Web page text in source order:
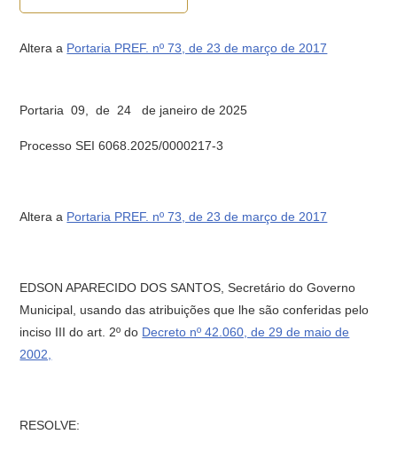
Altera a Portaria PREF. nº 73, de 23 de março de 2017
Portaria 09, de 24 de janeiro de 2025
Processo SEI 6068.2025/0000217-3
Altera a Portaria PREF. nº 73, de 23 de março de 2017
EDSON APARECIDO DOS SANTOS, Secretário do Governo
Municipal, usando das atribuições que lhe são conferidas pelo
inciso III do art. 2º do Decreto nº 42.060, de 29 de maio de
2002,
RESOLVE: